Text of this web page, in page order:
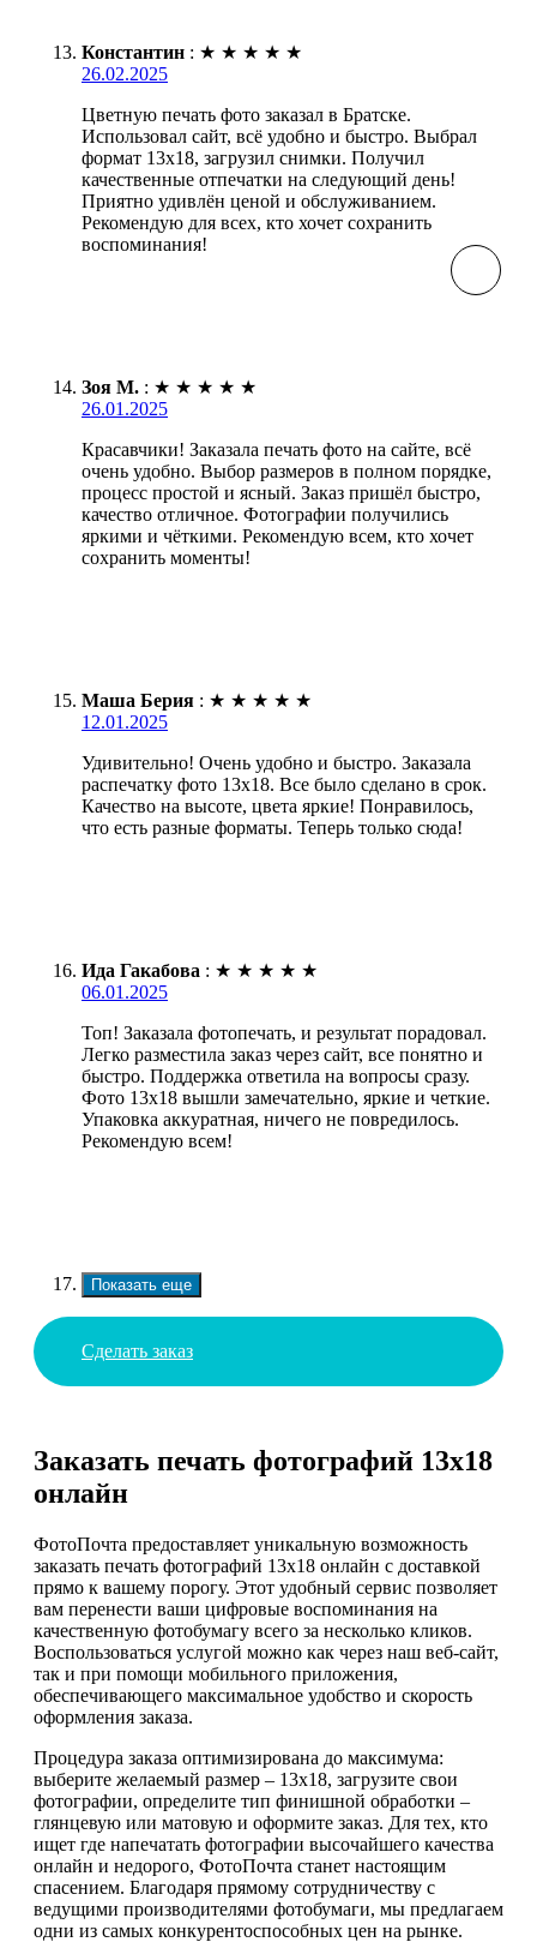
Константин : ★ ★ ★ ★ ★
26.02.2025
Цветную печать фото заказал в Братске.
Использовал сайт, всё удобно и быстро. Выбрал
формат 13х18, загрузил снимки. Получил
качественные отпечатки на следующий день!
Приятно удивлён ценой и обслуживанием.
Рекомендую для всех, кто хочет сохранить
воспоминания!
Зоя М. : ★ ★ ★ ★ ★
26.01.2025
Красавчики! Заказала печать фото на сайте, всё
очень удобно. Выбор размеров в полном порядке,
процесс простой и ясный. Заказ пришёл быстро,
качество отличное. Фотографии получились
яркими и чёткими. Рекомендую всем, кто хочет
сохранить моменты!
Маша Берия : ★ ★ ★ ★ ★
12.01.2025
Удивительно! Очень удобно и быстро. Заказала
распечатку фото 13х18. Все было сделано в срок.
Качество на высоте, цвета яркие! Понравилось,
что есть разные форматы. Теперь только сюда!
Ида Гакабова : ★ ★ ★ ★ ★
06.01.2025
Топ! Заказала фотопечать, и результат порадовал.
Легко разместила заказ через сайт, все понятно и
быстро. Поддержка ответила на вопросы сразу.
Фото 13х18 вышли замечательно, яркие и четкие.
Упаковка аккуратная, ничего не повредилось.
Рекомендую всем!
Показать еще
Сделать заказ
Заказать печать фотографий 13х18
онлайн
ФотоПочта предоставляет уникальную возможность
заказать печать фотографий 13х18 онлайн с доставкой
прямо к вашему порогу. Этот удобный сервис позволяет
вам перенести ваши цифровые воспоминания на
качественную фотобумагу всего за несколько кликов.
Воспользоваться услугой можно как через наш веб-сайт,
так и при помощи мобильного приложения,
обеспечивающего максимальное удобство и скорость
оформления заказа.
Процедура заказа оптимизирована до максимума:
выберите желаемый размер – 13х18, загрузите свои
фотографии, определите тип финишной обработки –
глянцевую или матовую и оформите заказ. Для тех, кто
ищет где напечатать фотографии высочайшего качества
онлайн и недорого, ФотоПочта станет настоящим
спасением. Благодаря прямому сотрудничеству с
ведущими производителями фотобумаги, мы предлагаем
одни из самых конкурентоспособных цен на рынке.